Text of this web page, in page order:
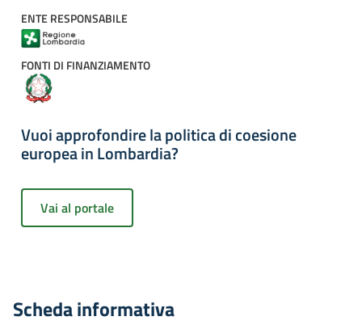
ENTE RESPONSABILE
FONTI DI FINANZIAMENTO
Vuoi approfondire la politica di coesione
europea in Lombardia?
Vai al portale
Scheda informativa